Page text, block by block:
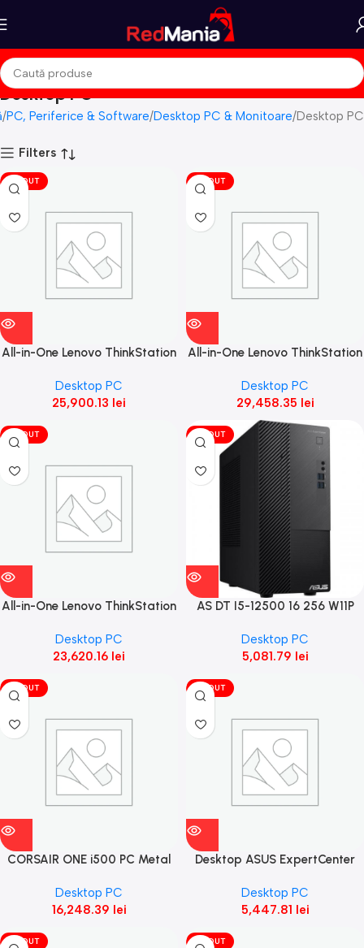
Desktop PC
PC, Periferice & Software Desktop PC & Monitoare Desktop PC
Filters
VÎNDUT
All-in-One Lenovo ThinkStation
i7-14700K, 20C
Desktop PC
25,900.13 lei
VÎNDUT
All-in-One Lenovo ThinkStation
i9-14900K, 24C
Desktop PC
29,458.35 lei
VÎNDUT
All-in-One Lenovo ThinkStation
i9-14900,
Desktop PC
23,620.16 lei
VÎNDUT
AS DT I5-12500 16 256 W11P
Desktop PC
5,081.79 lei
VÎNDUT
CORSAIR ONE i500 PC Metal
Super/32GB D5/1TBM.2) (PE)
Desktop PC
16,248.39 lei
VÎNDUT
Desktop ASUS ExpertCenter
5144000240, 512GB M.2 2280
Desktop PC
5,447.81 lei
VÎNDUT VÎNDUT